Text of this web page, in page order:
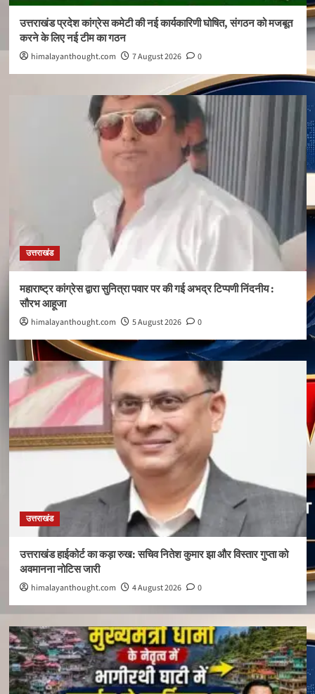
उत्तराखंड प्रदेश कांग्रेस कमेटी की नई कार्यकारिणी घोषित, संगठन को मजबूत
करने के लिए नई टीम का गठन
himalayanthought.com 7 August 2026 0
उत्तराखंड
महाराष्ट्र कांग्रेस द्वारा सुनित्रा पवार पर की गई अभद्र टिप्पणी निंदनीय :
सौरभ आहूजा
himalayanthought.com 5 August 2026 0
उत्तराखंड
उत्तराखंड हाईकोर्ट का कड़ा रुख: सचिव नितेश कुमार झा और विस्तार गुप्ता को
अवमानना नोटिस जारी
himalayanthought.com 4 August 2026 0